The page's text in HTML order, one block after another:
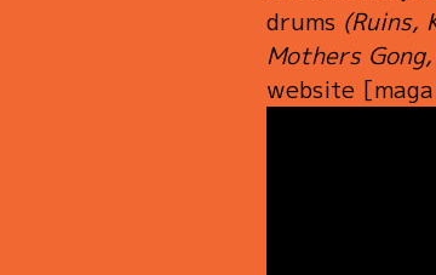
drums (Ruins,
Mothers
website